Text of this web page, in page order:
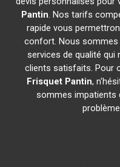
Pantin. Nos tarifs
rapide vous
confort. Nous sommes
services de qualité qui
clients satisfaits. Pour
Frisquet Pantin,
sommes impatients